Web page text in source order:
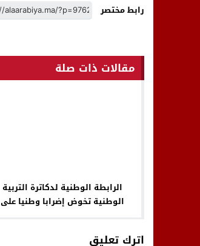
رابط مختصر
مقالات ذات صلة
الرابطة الوطنية لدكاترة التربية
الوطنية تخوض إضرابا وطنيا على
اترك تعليق